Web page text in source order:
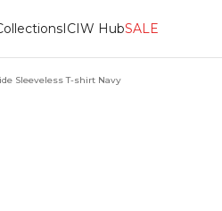
ICIW HubSALE
Sleeveless T-shirt Navy